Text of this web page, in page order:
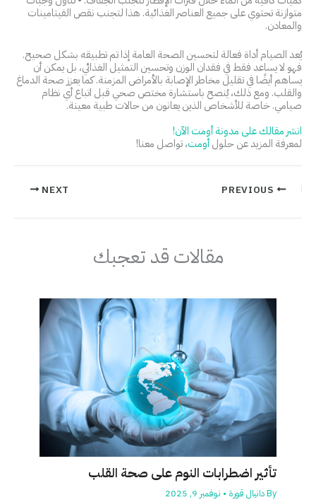
متوازنة تحتوي على جميع العناصر الغذائية. هذا لتجنب نقص الفيتامينات
والمعادن.
يُعد الصيام أداة فعالة لتحسين الصحة العامة إذا تم تطبيقه بشكل صحيح.
فهو لا يساعد فقط في فقدان الوزن وتحسين التمثيل الغذائي، بل يمكن أن
يساهم أيضًا في تقليل مخاطر الإصابة بالأمراض المزمنة. كما يعزز صحة الدماغ
والقلب. ومع ذلك، يُنصح باستشارة مختص صحي قبل اتباع أي نظام
صيامي. خاصة للأشخاص الذين يعانون من حالات طبية معينة.
انشر مقالك على مدونة أومت الآن!
لمعرفة المزيد عن حلولأومت، تواصل معنا!
NEXT
مقالات قد تعجبك
تأثير اضطرابات النوم على صحة القلب
Byدانيال قورة • نوفمبر 9, 2025